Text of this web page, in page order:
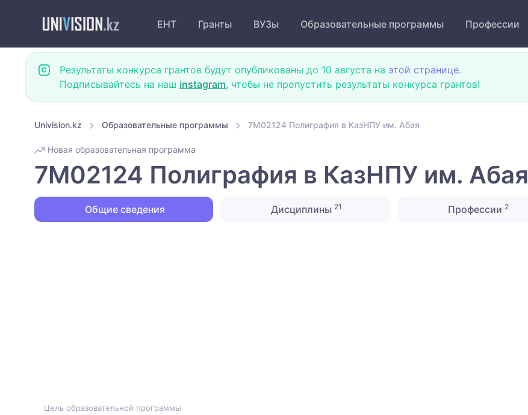
ЕНТ Гранты ВУЗы Образовательные программы Профессии
Результаты конкурса грантов будут опубликованы до 10 августа на этой странице.
Подписывайтесь на наш instagram, чтобы не пропустить результаты конкурса грантов!
Univision.kz Образовательные программы 7M02124 Полиграфия в КазНПУ им. Абая
Новая образовательная программа
7M02124 Полиграфия в КазНПУ им. Абая
Общие сведения Дисциплины 21 Профессии 2
Цель образовательной программы